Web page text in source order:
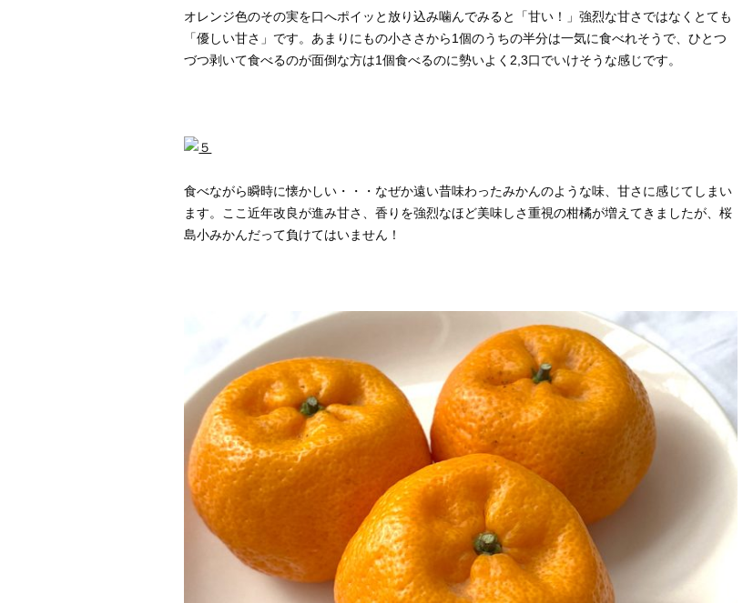
オレンジ色のその実を口へポイッと放り込み噛んでみると「甘い！」強烈な甘さではなくとても
「優しい甘さ」です。あまりにもの小ささから1個のうちの半分は一気に食べれそうで、ひとつ
づつ剥いて食べるのが面倒な方は1個食べるのに勢いよく2,3口でいけそうな感じです。
食べながら瞬時に懐かしい・・・なぜか遠い昔味わったみかんのような味、甘さに感じてしまい
ます。ここ近年改良が進み甘さ、香りを強烈なほど美味しさ重視の柑橘が増えてきましたが、桜
島小みかんだって負けてはいません！